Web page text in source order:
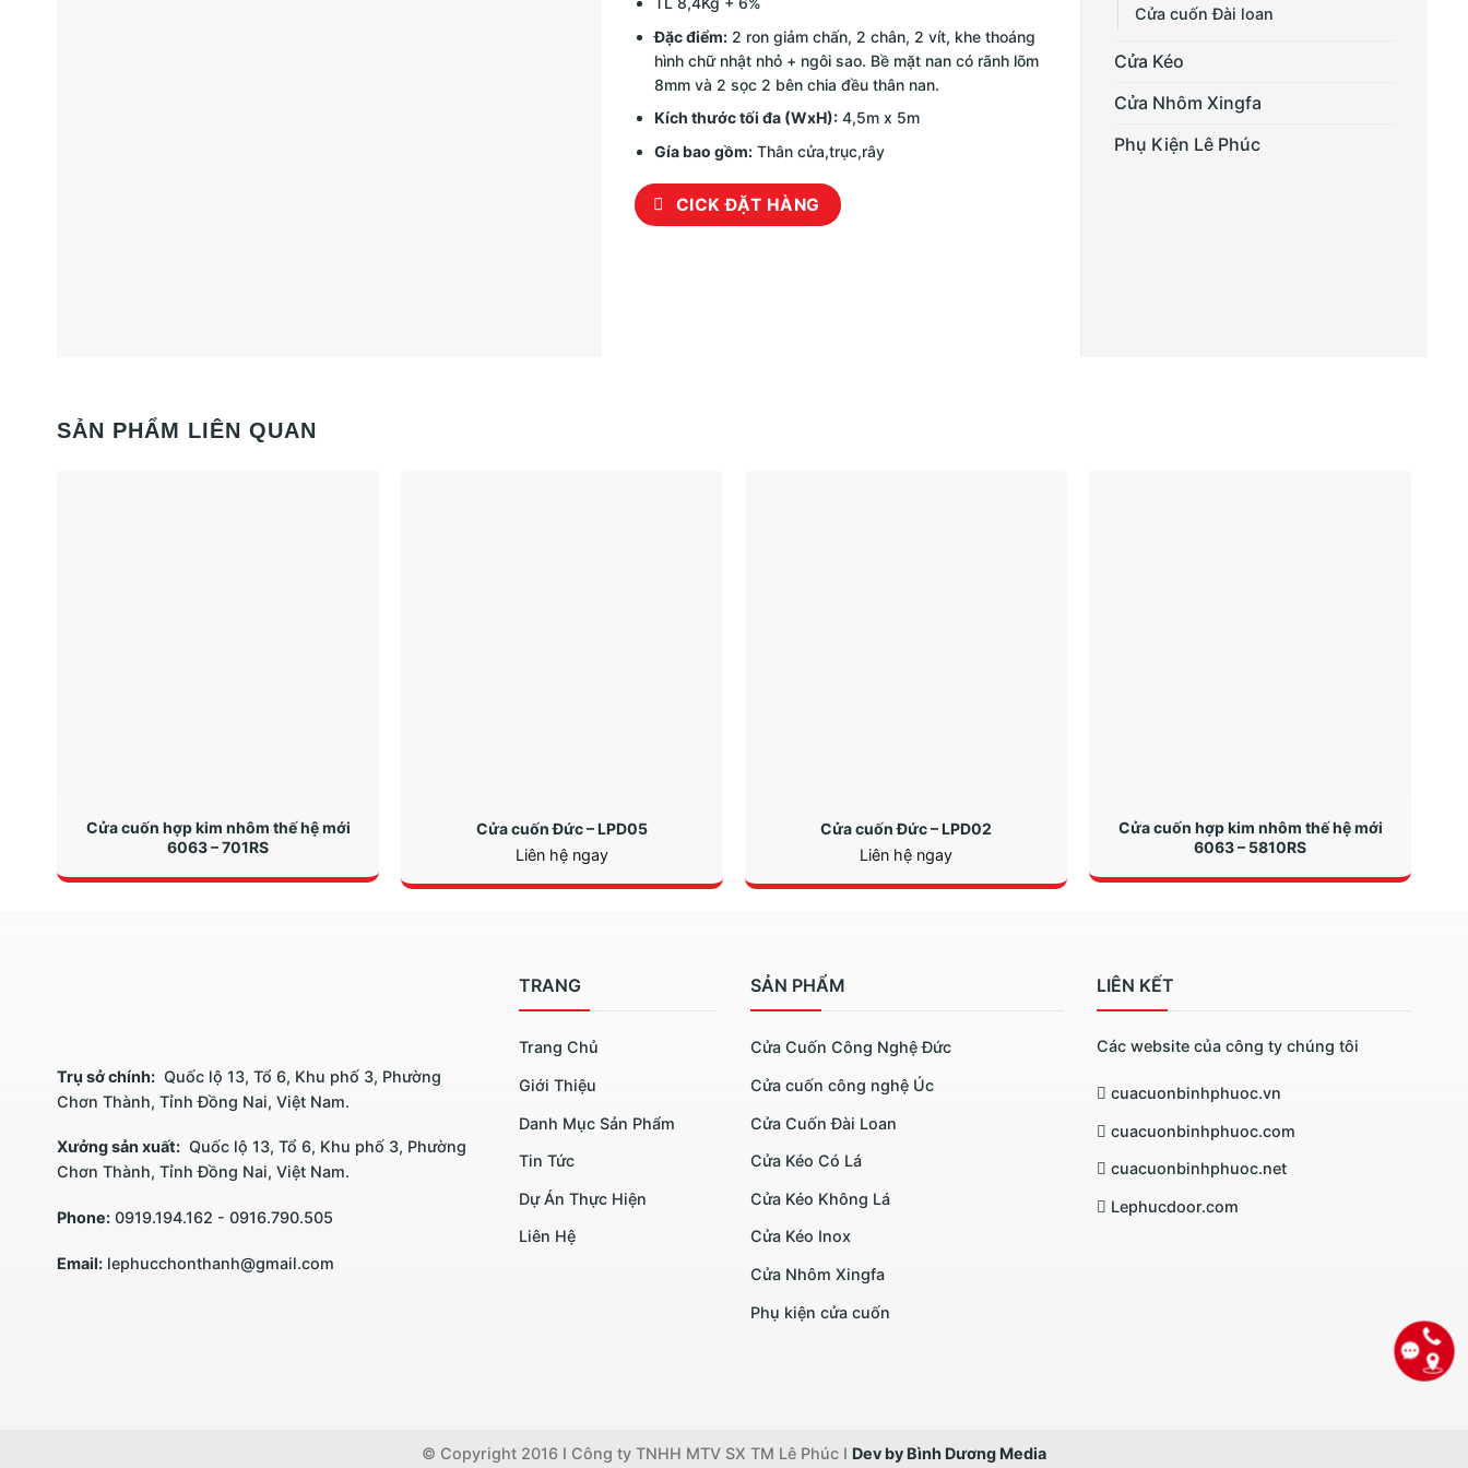
Đặc điểm: 2 ron giảm chấn, 2 chân, 2 vít, khe thoáng
hình chữ nhật nhỏ + ngôi sao. Bề mặt nan có rãnh lõm
8mm và 2 sọc 2 bên chia đều thân nan.
Kích thước tối đa (WxH): 4,5m x 5m
Gía bao gồm: Thân cửa,trục,rây
CICK ĐẶT HÀNG
Cửa cuốn Đài loan
Cửa Kéo
Cửa Nhôm Xingfa
Phụ Kiện Lê Phúc
SẢN PHẨM LIÊN QUAN
Cửa cuốn hợp kim nhôm thế hệ mới
6063 – 701RS
Cửa cuốn Đức – LPD05
Liên hệ ngay
Cửa cuốn Đức – LPD02
Liên hệ ngay
Cửa cuốn hợp kim nhôm thế hệ mới
6063 – 5810RS
Trụ sở chính: Quốc lộ 13, Tổ 6, Khu phố 3, Phường
Chơn Thành, Tỉnh Đồng Nai, Việt Nam.
Xưởng sản xuất: Quốc lộ 13, Tổ 6, Khu phố 3, Phường
Chơn Thành, Tỉnh Đồng Nai, Việt Nam.
Phone: 0919.194.162 - 0916.790.505
Email: lephucchonthanh@gmail.com
TRANG
Trang Chủ
Giới Thiệu
Danh Mục Sản Phẩm
Tin Tức
Dự Án Thực Hiện
Liên Hệ
SẢN PHẨM
Cửa Cuốn Công Nghệ Đức
Cửa cuốn công nghệ Úc
Cửa Cuốn Đài Loan
Cửa Kéo Có Lá
Cửa Kéo Không Lá
Cửa Kéo Inox
Cửa Nhôm Xingfa
Phụ kiện cửa cuốn
LIÊN KẾT
Các website của công ty chúng tôi
cuacuonbinhphuoc.vn
cuacuonbinhphuoc.com
cuacuonbinhphuoc.net
Lephucdoor.com
© Copyright 2016 I Công ty TNHH MTV SX TM Lê Phúc I Dev by Bình Dương Media